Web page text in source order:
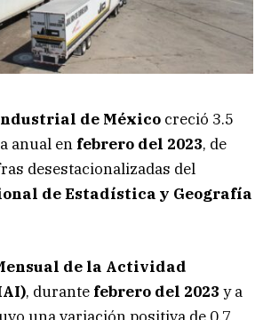
de México creció 3.5
anual en febrero del 2023, de
desestacionalizadas del
de Estadística y Geografía
de la Actividad
, durante febrero del 2023 y a